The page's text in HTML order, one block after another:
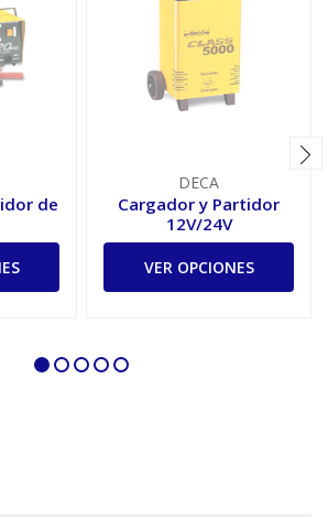
de
DECA
Cargador y Partidor
12V/24V
VER OPCIONES